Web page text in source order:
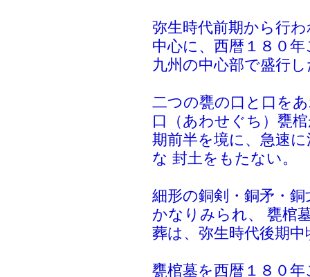
弥生時代前期から行
中心に、西暦１８０
九州の中心部で盛行
二つの甕の口と口を
口（あわせぐち）甕
期前半を境に、急速
な 封土をもたない。
細形の銅剣・銅矛・
かなりみられ、 甕棺
葬は、弥生時代後期
甕棺墓を西暦１８０